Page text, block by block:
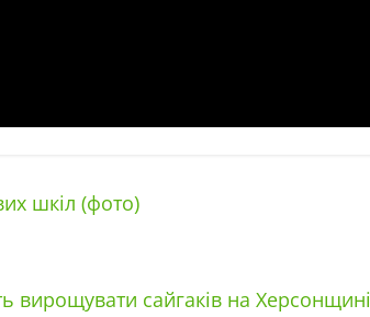
шкіл (фото)
вирощувати сайгаків на Херсонщині